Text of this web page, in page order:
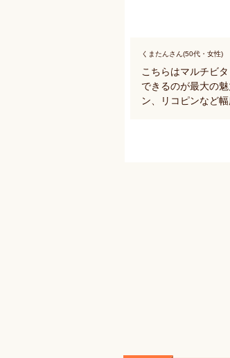
くまたんさん(50代・女性)
こちらはマルチビ
できるのが最大の
ン、リコピンなど